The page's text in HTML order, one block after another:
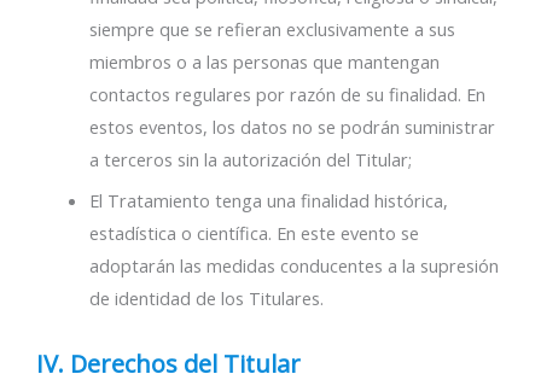
siempre que se refieran exclusivamente a sus
miembros o a las personas que mantengan
contactos regulares por razón de su finalidad. En
estos eventos, los datos no se podrán suministrar
a terceros sin la autorización del Titular;
El Tratamiento tenga una finalidad histórica,
estadística o científica. En este evento se
adoptarán las medidas conducentes a la supresión
de identidad de los Titulares.
IV. Derechos del Titular